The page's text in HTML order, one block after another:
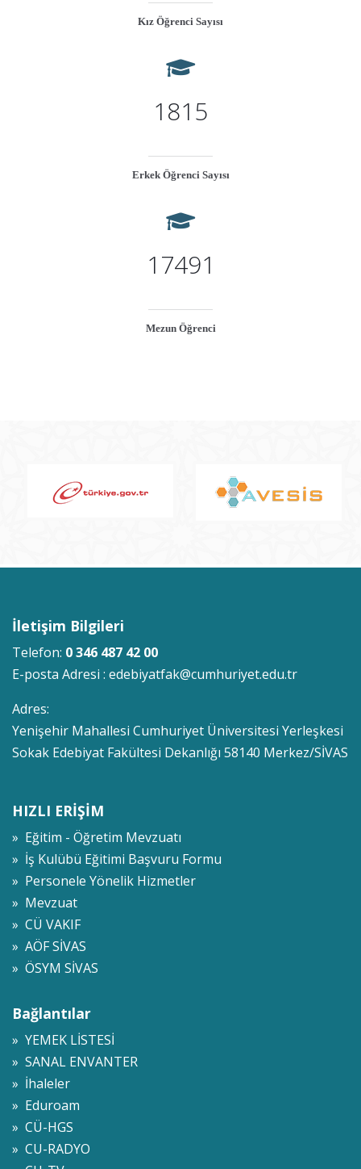
Kız Öğrenci Sayısı
1815
Erkek Öğrenci Sayısı
17491
Mezun Öğrenci
İletişim Bilgileri
Telefon: 0 346 487 42 00
E-posta Adresi : edebiyatfak@cumhuriyet.edu.tr
Adres:
Yenişehir Mahallesi Cumhuriyet Üniversitesi Yerleşkesi
Sokak Edebiyat Fakültesi Dekanlığı 58140 Merkez/SİVAS
HIZLI ERİŞİM
» Eğitim - Öğretim Mevzuatı
» İş Kulübü Eğitimi Başvuru Formu
» Personele Yönelik Hizmetler
» Mevzuat
» CÜ VAKIF
» AÖF SİVAS
» ÖSYM SİVAS
Bağlantılar
» YEMEK LİSTESİ
» SANAL ENVANTER
» İhaleler
» Eduroam
» CÜ-HGS
» CU-RADYO